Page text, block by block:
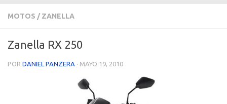
MOTOS / ZANELLA
Zanella RX 250
POR DANIEL PANZERA · MAYO 19, 2010